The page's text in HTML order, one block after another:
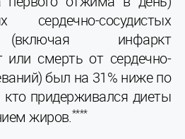
сердечно-сосудистых
(включая инфаркт
или смерть от сердечно-
был на 31% ниже по
придерживался диеты
жиров.****